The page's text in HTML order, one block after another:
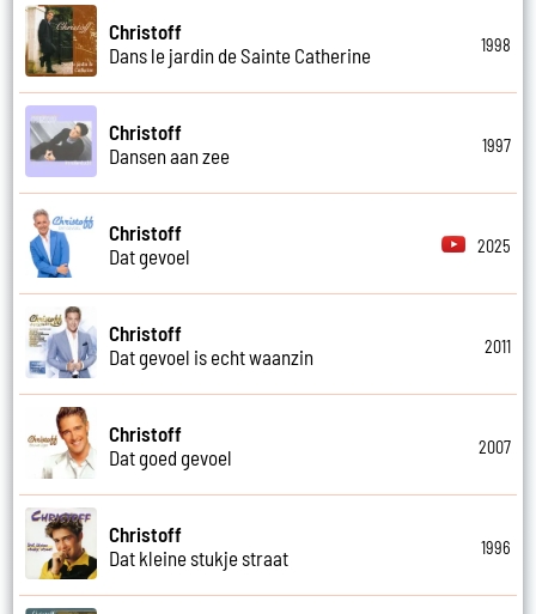
Christoff
Dans le jardin de Sainte Catherine
1998
Christoff
Dansen aan zee
1997
Christoff
Dat gevoel
2025
Christoff
Dat gevoel is echt waanzin
2011
Christoff
Dat goed gevoel
2007
Christoff
Dat kleine stukje straat
1996